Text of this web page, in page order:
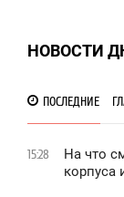
НОВОСТИ
ПОСЛЕДНИЕ
15:28
На что
корпуса